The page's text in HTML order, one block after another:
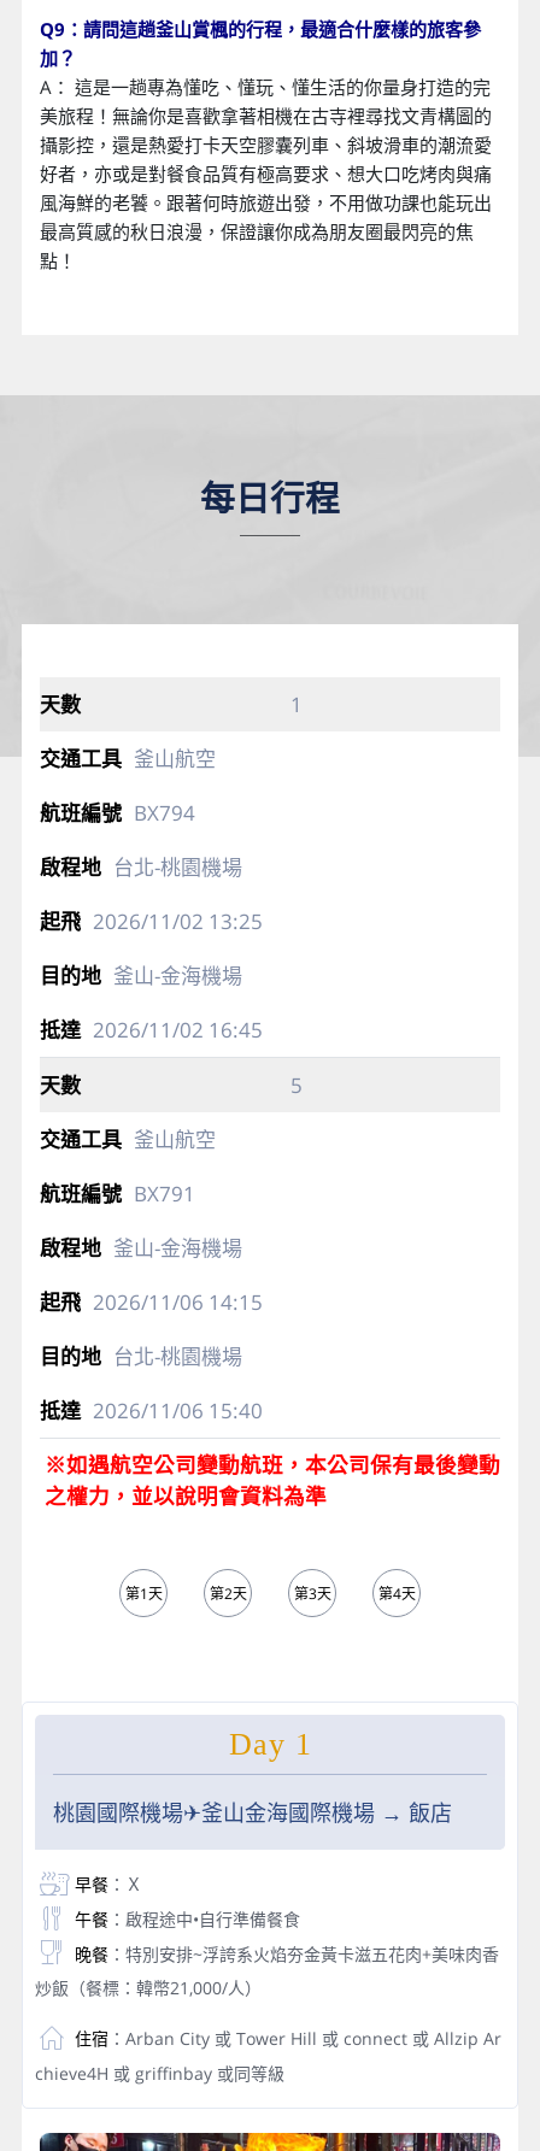
Q9：請問這趟釜山賞楓的行程，最適合什麼樣的旅客參
加？
A： 這是一趟專為懂吃、懂玩、懂生活的你量身打造的完
美旅程！無論你是喜歡拿著相機在古寺裡尋找文青構圖的
攝影控，還是熱愛打卡天空膠囊列車、斜坡滑車的潮流愛
好者，亦或是對餐食品質有極高要求、想大口吃烤肉與痛
風海鮮的老饕。跟著何時旅遊出發，不用做功課也能玩出
最高質感的秋日浪漫，保證讓你成為朋友圈最閃亮的焦
點！
每日行程
1
釜山航空
BX794
台北-桃園機場
2026/11/02 13:25
釜山-金海機場
2026/11/02 16:45
5
釜山航空
BX791
釜山-金海機場
2026/11/06 14:15
台北-桃園機場
2026/11/06 15:40
※如遇航空公司變動航班，本公司保有最後變動
之權力，並以說明會資料為準
第1天 第2天 第3天 第4天
Day 1
桃園國際機場✈︎釜山金海國際機場 → 飯店
早餐：Ｘ
午餐：啟程途中•自行準備餐食
晚餐：特別安排~浮誇系火焰夯金黃卡滋五花肉+美味肉香
炒飯（餐標：韓幣21,000/人）
住宿 ：Arban City 或 Tower Hill 或 connect 或 Allzip Ar
chieve4H 或 griffinbay 或同等級